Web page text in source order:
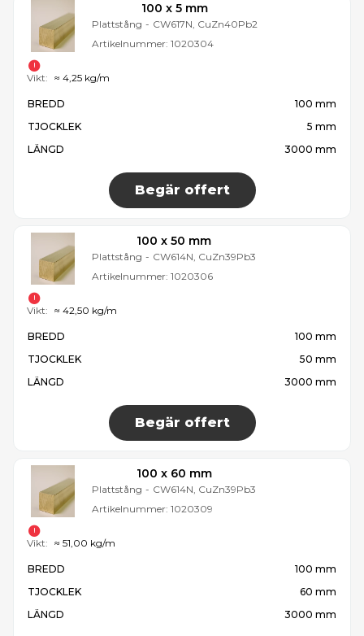
100 x 5 mm
Plattstång - CW617N, CuZn40Pb2
Artikelnummer: 1020304
BREDD
100 mm
TJOCKLEK
5 mm
LÄNGD
3000 mm
Begär offert
Vikt: ≈ 4,25 kg/m
100 x 50 mm
Plattstång - CW614N, CuZn39Pb3
Artikelnummer: 1020306
BREDD
100 mm
TJOCKLEK
50 mm
LÄNGD
3000 mm
Begär offert
Vikt: ≈ 42,50 kg/m
100 x 60 mm
Plattstång - CW614N, CuZn39Pb3
Artikelnummer: 1020309
BREDD
100 mm
TJOCKLEK
60 mm
LÄNGD
3000 mm
Vikt: ≈ 51,00 kg/m